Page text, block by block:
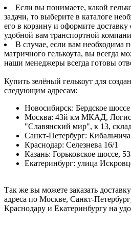
Если вы понимаете, какой
задачи, то выберите в каталоге
его в корзину и оформите
удобной вам транспортной
В случае, если вам необходима
матричного гелькоута, вы всегда
наши менеджеры всегда готовы
Купить зелёный гелькоут для
следующим адресам:
Новосибирск: Бердское
Москва: 43й км МКАД,
"Славянский мир", к 13,
Санкт-Петербург:
Краснодар: Селезнева 16/1
Казань: Горьковское шоссе,
Екатеринбург: улица
Так же вы можете заказать
адреса по Москве, Санкт-
Краснодару и Екатеринбургу на